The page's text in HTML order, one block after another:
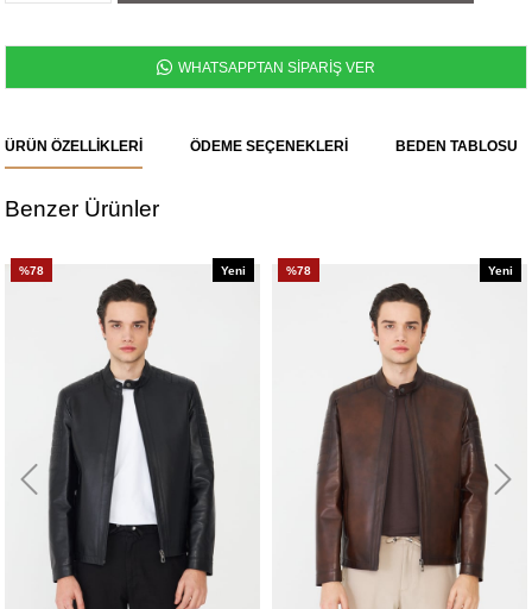
WHATSAPPTAN SİPARİŞ VER
ÜRÜN ÖZELLIKLERI ÖDEME SEÇENEKLERI BEDEN TABLOSU
Benzer Ürünler
%78
Yeni
%78
Yeni